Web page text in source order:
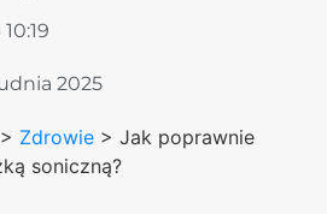
10:19
2025
> Zdrowie >Jak poprawnie
soniczną?